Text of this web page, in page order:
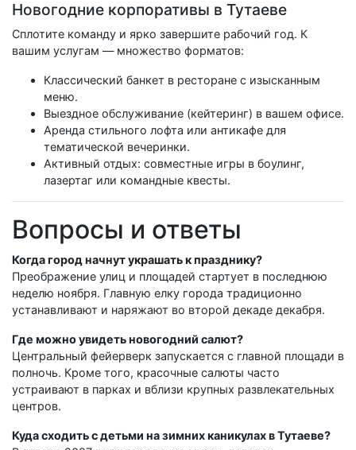
Новогодние корпоративы в Тутаеве
Сплотите команду и ярко завершите рабочий год. К
вашим услугам — множество форматов:
Классический банкет в ресторане с изысканным
меню.
Выездное обслуживание (кейтеринг) в вашем офисе.
Аренда стильного лофта или антикафе для
тематической вечеринки.
Активный отдых: совместные игры в боулинг,
лазертаг или командные квесты.
Вопросы и ответы
Когда город начнут украшать к празднику?
Преображение улиц и площадей стартует в последнюю
неделю ноября. Главную елку города традиционно
устанавливают и наряжают во второй декаде декабря.
Где можно увидеть новогодний салют?
Центральный фейерверк запускается с главной площади в
полночь. Кроме того, красочные салюты часто
устраивают в парках и вблизи крупных развлекательных
центров.
Куда сходить с детьми на зимних каникулах в Тутаеве?